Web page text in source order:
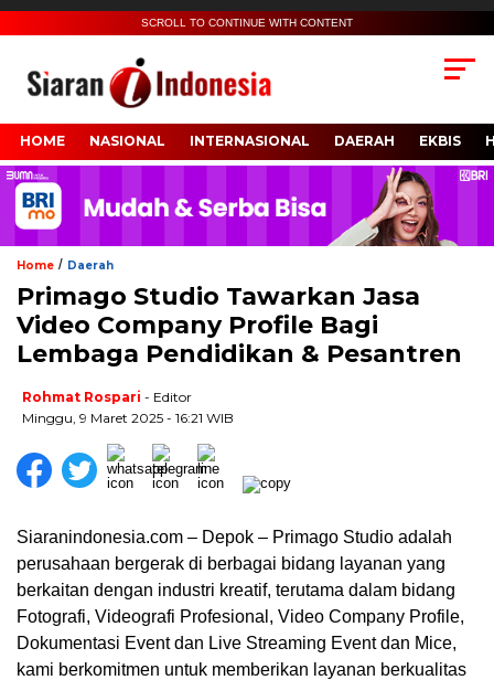
SCROLL TO CONTINUE WITH CONTENT
HOME NASIONAL INTERNASIONAL DAERAH EKBIS
Home / Daerah
Primago Studio Tawarkan Jasa
Video Company Profile Bagi
Lembaga Pendidikan & Pesantren
Rohmat Rospari - Editor
Minggu, 9 Maret 2025 - 16:21 WIB
Siaranindonesia.com – Depok – Primago Studio adalah
perusahaan bergerak di berbagai bidang layanan yang
berkaitan dengan industri kreatif, terutama dalam bidang
Fotografi, Videografi Profesional, Video Company Profile,
Dokumentasi Event dan Live Streaming Event dan Mice,
kami berkomitmen untuk memberikan layanan berkualitas